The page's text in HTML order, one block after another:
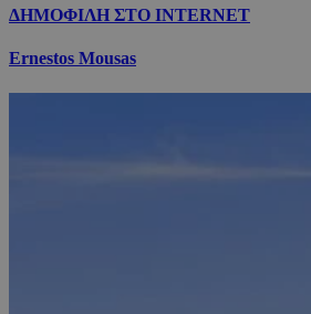
ΔΗΜΟΦΙΛΗ ΣΤΟ INTERNET
Ernestos Mousas